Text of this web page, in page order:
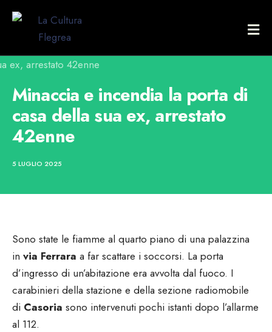
Minaccia e incendia la porta di
casa della sua ex, arrestato
42enne
5 LUGLIO 2025
Sono state le fiamme al quarto piano di una palazzina
in via Ferrara a far scattare i soccorsi. La porta
d’ingresso di un’abitazione era avvolta dal fuoco. I
carabinieri della stazione e della sezione radiomobile
di Casoria sono intervenuti pochi istanti dopo l’allarme
al 112.